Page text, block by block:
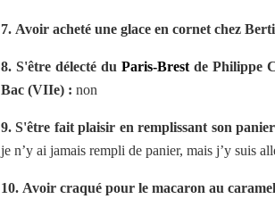
7. Avoir acheté une glace en cornet chez
8. S'être délecté du Paris-Brest de Philippe
Bac (VIIe) : non
9. S'être fait plaisir en remplissant son
je n’y ai jamais rempli de panier, mais j’y suis
10. Avoir craqué pour le macaron au